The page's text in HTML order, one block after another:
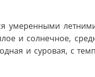
умеренными
и солнечное,
и суровая, с